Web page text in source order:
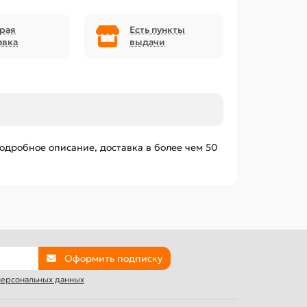
Есть пункты
выдачи
описание, доставка в более чем 50
Оформить подписку
данных